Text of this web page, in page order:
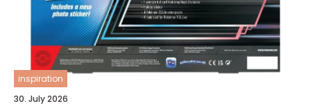
inspiration
30. July 2026